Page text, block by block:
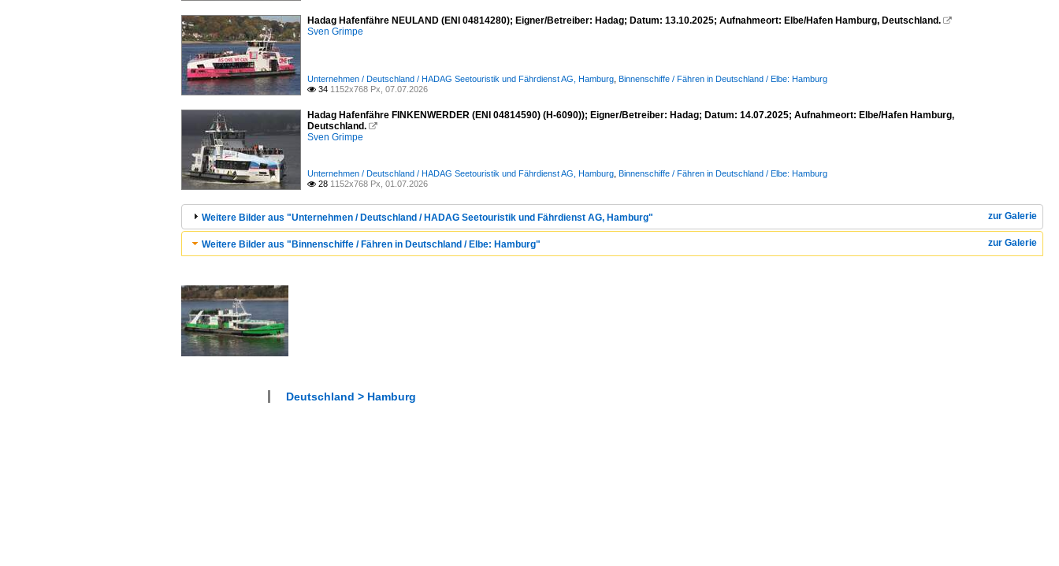
Hadag Hafenfähre NEULAND (ENI 04814280); Eigner/Betreiber: Hadag; Datum: 13.10.2025; Aufnahmeort: Elbe/Hafen Hamburg, Deutschland. 
Sven Grimpe
Unternehmen / Deutschland / HADAG Seetouristik und Fährdienst AG, Hamburg Binnenschiffe / Fähren in Deutschland / Elbe: Hamburg
 34 1152x768 Px, 07.07.2026
Hadag Hafenfähre FINKENWERDER (ENI 04814590) (H-6090)); Eigner/Betreiber: Hadag; Datum: 14.07.2025; Aufnahmeort: Elbe/Hafen Hamburg,
Deutschland. 
Sven Grimpe
Unternehmen / Deutschland / HADAG Seetouristik und Fährdienst AG, Hamburg Binnenschiffe / Fähren in Deutschland / Elbe: Hamburg
 28 1152x768 Px, 01.07.2026
zur Galerie
Weitere Bilder aus "Unternehmen / Deutschland / HADAG Seetouristik und Fährdienst AG, Hamburg"
zur Galerie
Weitere Bilder aus "Binnenschiffe / Fähren in Deutschland / Elbe: Hamburg"
Deutschland > Hamburg